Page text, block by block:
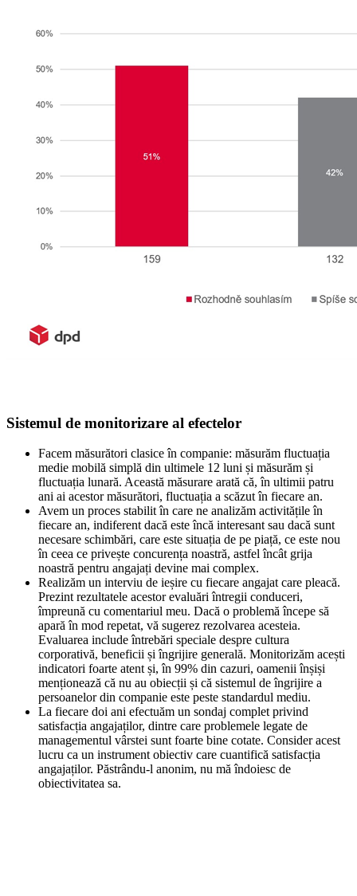
Sistemul de monitorizare al efectelor
Facem măsurători clasice în companie: măsurăm fluctuația
medie mobilă simplă din ultimele 12 luni și măsurăm și
fluctuația lunară. Această măsurare arată că, în ultimii patru
ani ai acestor măsurători, fluctuația a scăzut în fiecare an.
Avem un proces stabilit în care ne analizăm activitățile în
fiecare an, indiferent dacă este încă interesant sau dacă sunt
necesare schimbări, care este situația de pe piață, ce este nou
în ceea ce privește concurența noastră, astfel încât grija
noastră pentru angajați devine mai complex.
Realizăm un interviu de ieșire cu fiecare angajat care pleacă.
Prezint rezultatele acestor evaluări întregii conduceri,
împreună cu comentariul meu. Dacă o problemă începe să
apară în mod repetat, vă sugerez rezolvarea acesteia.
Evaluarea include întrebări speciale despre cultura
corporativă, beneficii și îngrijire generală. Monitorizăm acești
indicatori foarte atent și, în 99% din cazuri, oamenii înșiși
menționează că nu au obiecții și că sistemul de îngrijire a
persoanelor din companie este peste standardul mediu.
La fiecare doi ani efectuăm un sondaj complet privind
satisfacția angajaților, dintre care problemele legate de
managementul vârstei sunt foarte bine cotate. Consider acest
lucru ca un instrument obiectiv care cuantifică satisfacția
angajaților. Păstrându-l anonim, nu mă îndoiesc de
obiectivitatea sa.